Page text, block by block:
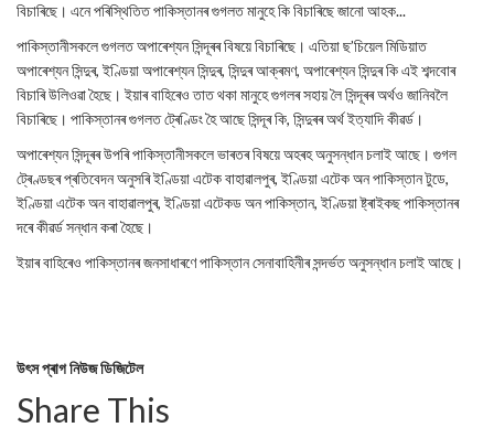
বিচাৰিছে। এনে পৰিস্থিতিত পাকিস্তানৰ গুগলত মানুহে কি বিচাৰিছে জানো আহক...
পাকিস্তানীসকলে গুগলত অপাৰেশ্যন সিন্দূৰৰ বিষয়ে বিচাৰিছে। এতিয়া ছ’চিয়েল মিডিয়াত
অপাৰেশ্যন সিন্দুৰ, ইণ্ডিয়া অপাৰেশ্যন সিন্দুৰ, সিন্দুৰ আক্ৰমণ, অপাৰেশ্যন সিন্দুৰ কি এই শব্দবোৰ
বিচাৰি উলিওৱা হৈছে। ইয়াৰ বাহিৰেও তাত থকা মানুহে গুগলৰ সহায় লৈ সিন্দূৰৰ অৰ্থও জানিবলৈ
বিচাৰিছে। পাকিস্তানৰ গুগলত ট্ৰেণ্ডিং হৈ আছে সিন্দূৰ কি, সিন্দুৰৰ অৰ্থ ইত্যাদি কীৱৰ্ড।
অপাৰেশ্যন সিন্দূৰৰ উপৰি পাকিস্তানীসকলে ভাৰতৰ বিষয়ে অহৰহ অনুসন্ধান চলাই আছে। গুগল
ট্ৰেণ্ডছৰ প্ৰতিবেদন অনুসৰি ইণ্ডিয়া এটেক বাহাৱালপুৰ, ইণ্ডিয়া এটেক অন পাকিস্তান টুডে,
ইণ্ডিয়া এটেক অন বাহাৱালপুৰ, ইণ্ডিয়া এটেকড অন পাকিস্তান, ইণ্ডিয়া ষ্ট্ৰাইকছ পাকিস্তানৰ
দৰে কীৱৰ্ড সন্ধান কৰা হৈছে।
ইয়াৰ বাহিৰেও পাকিস্তানৰ জনসাধাৰণে পাকিস্তান সেনাবাহিনীৰ সন্দৰ্ভত অনুসন্ধান চলাই আছে।
উৎস প্ৰাগ নিউজ ডিজিটেল
Share This